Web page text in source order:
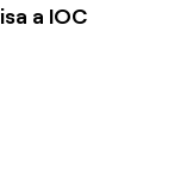
a IOC